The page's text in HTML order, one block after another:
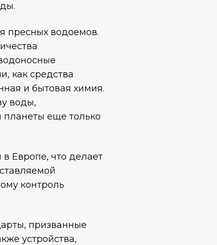
пресных водоемов.
как средства
и бытовая химия.
воды,
планеты еще только
Европе, что делает
контроль
призванные
устройства,